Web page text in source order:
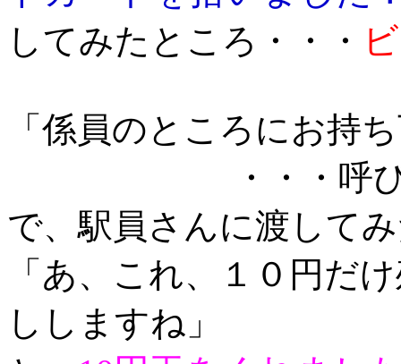
してみたところ・・・
「係員のところにお持
・・・呼
で、駅員さんに渡して
「あ、これ、１０円だ
ししますね」